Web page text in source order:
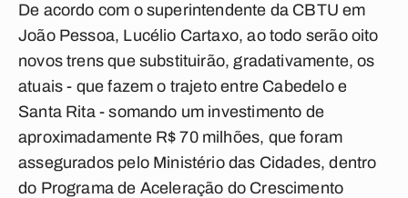
De acordo com o superintendente da CBTU em
João Pessoa, Lucélio Cartaxo, ao todo serão oito
novos trens que substituirão, gradativamente, os
atuais - que fazem o trajeto entre Cabedelo e
Santa Rita - somando um investimento de
aproximadamente R$ 70 milhões, que foram
assegurados pelo Ministério das Cidades, dentro
do Programa de Aceleração do Crescimento